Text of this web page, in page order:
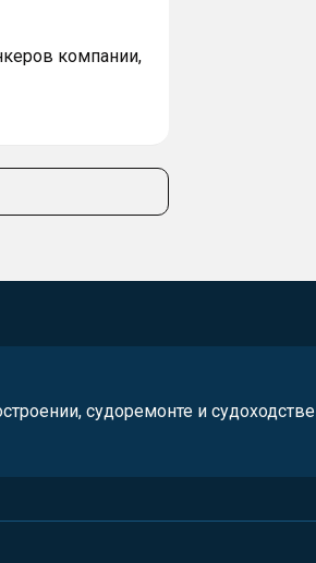
компании,
судоремонте и судоходстве